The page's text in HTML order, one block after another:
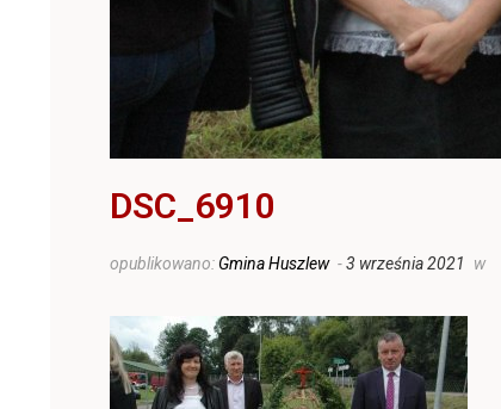
DSC_6910
opublikowano: Gmina Huszlew -3 września 2021 w